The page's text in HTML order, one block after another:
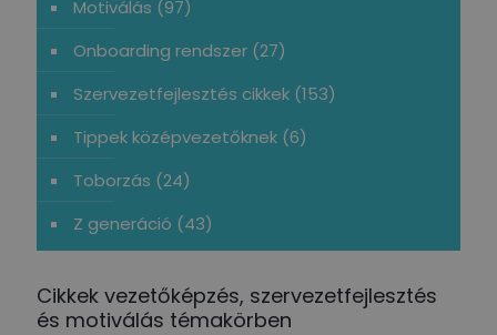
Motiválás (97)
Onboarding rendszer (27)
Szervezetfejlesztés cikkek (153)
Tippek középvezetőknek (6)
Toborzás (24)
Z generáció (43)
Cikkek vezetőképzés, szervezetfejlesztés
és motiválás témakörben